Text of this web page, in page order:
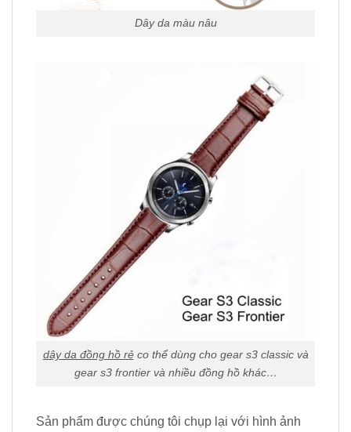
Dây da màu nâu
dây da đồng hồ rẻco thể dùng cho gear s3 classic và
gear s3 frontier và nhiều đồng hồ khác…
Sản phẩm được chúng tôi chụp lại với hình ảnh